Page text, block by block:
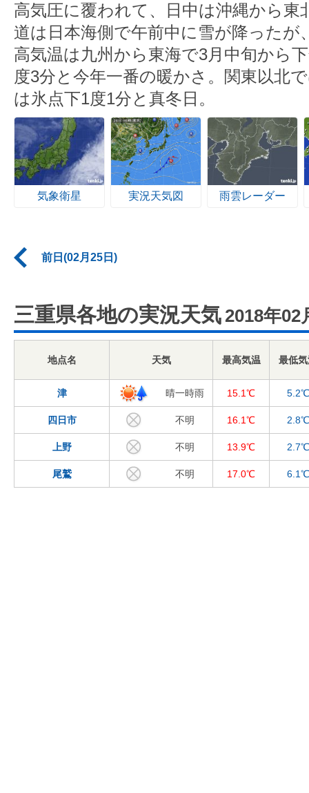
高気圧に覆われて、日中は沖縄から東
道は日本海側で午前中に雪が降ったが
高気温は九州から東海で3月中旬から
度3分と今年一番の暖かさ。関東以北
は氷点下1度1分と真冬日。
気象衛星 実況天気図 雨雲レーダー
前日(02月25日)
三重県各地の実況天気 2018年02
地点名 天気 最高気温 最低
津 晴一時雨 15.1℃ 5.2℃
四日市 不明 16.1℃ 2.8℃
上野 不明 13.9℃ 2.7℃
尾鷲 不明 17.0℃ 6.1℃